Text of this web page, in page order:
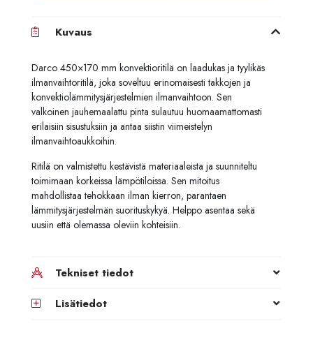
Kuvaus
Darco 450×170 mm konvektioritilä on laadukas ja tyylikäs
ilmanvaihtoritilä, joka soveltuu erinomaisesti takkojen ja
konvektiolämmitysjärjestelmien ilmanvaihtoon. Sen
valkoinen jauhemaalattu pinta sulautuu huomaamattomasti
erilaisiin sisustuksiin ja antaa siistin viimeistelyn
ilmanvaihtoaukkoihin.
Ritilä on valmistettu kestävistä materiaaleista ja suunniteltu
toimimaan korkeissa lämpötiloissa. Sen mitoitus
mahdollistaa tehokkaan ilman kierron, parantaen
lämmitysjärjestelmän suorituskykyä. Helppo asentaa sekä
uusiin että olemassa oleviin kohteisiin.
Tekniset tiedot
Lisätiedot